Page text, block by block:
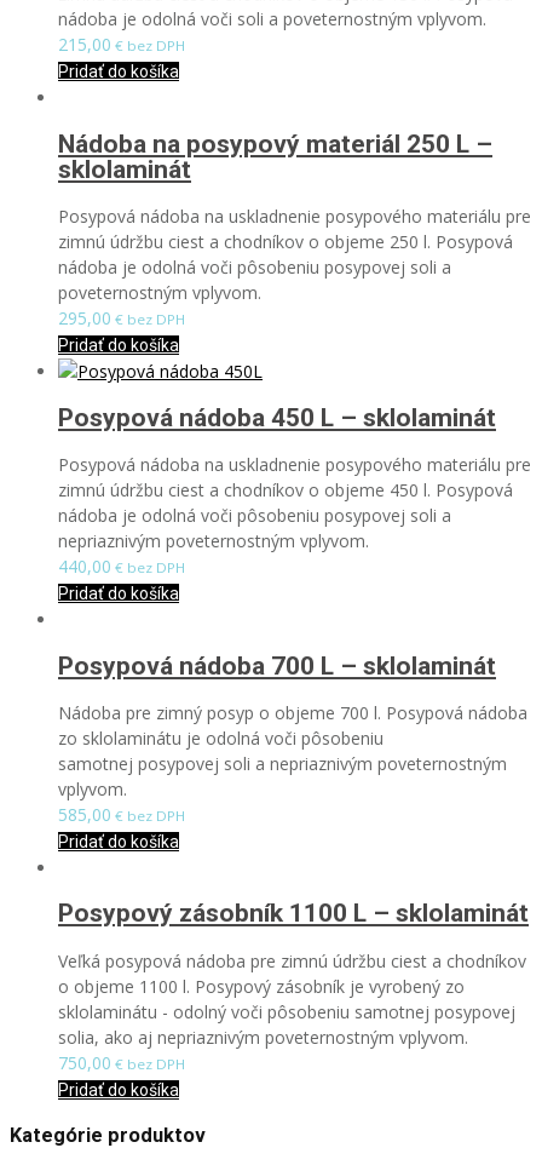
nádoba je odolná voči soli a poveternostným vplyvom.
215,00 € bez DPH
Pridať do košíka
Nádoba na posypový materiál 250 L –
sklolaminát
Posypová nádoba na uskladnenie posypového materiálu pre
zimnú údržbu ciest a chodníkov o objeme 250 l. Posypová
nádoba je odolná voči pôsobeniu posypovej soli a
poveternostným vplyvom.
295,00 € bez DPH
Pridať do košíka
Posypová nádoba 450 L – sklolaminát
Posypová nádoba na uskladnenie posypového materiálu pre
zimnú údržbu ciest a chodníkov o objeme 450 l. Posypová
nádoba je odolná voči pôsobeniu posypovej soli a
nepriaznivým poveternostným vplyvom.
440,00 € bez DPH
Pridať do košíka
Posypová nádoba 700 L – sklolaminát
Nádoba pre zimný posyp o objeme 700 l. Posypová nádoba
zo sklolaminátu je odolná voči pôsobeniu
samotnej posypovej soli a nepriaznivým poveternostným
vplyvom.
585,00 € bez DPH
Pridať do košíka
Posypový zásobník 1100 L – sklolaminát
Veľká posypová nádoba pre zimnú údržbu ciest a chodníkov
o objeme 1100 l. Posypový zásobník je vyrobený zo
sklolaminátu - odolný voči pôsobeniu samotnej posypovej
solia, ako aj nepriaznivým poveternostným vplyvom.
750,00 € bez DPH
Pridať do košíka
Kategórie produktov